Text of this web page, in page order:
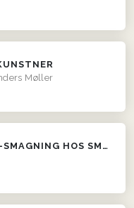
Møller
VIN- ELLER ØL-SMAGNING HOS SMAGFØRST!